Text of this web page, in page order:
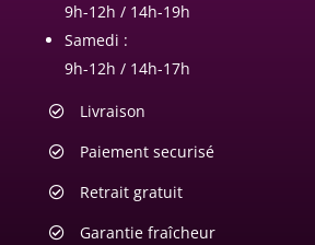
9h-12h / 14h-19h
Samedi :
9h-12h / 14h-17h
Livraison
Paiement securisé
Retrait gratuit
Garantie fraîcheur